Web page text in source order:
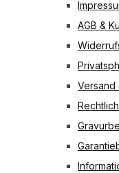
AGB &
Versand